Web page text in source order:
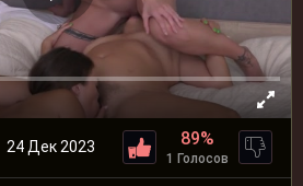
24 Дек 2023 89%
1 Голосов